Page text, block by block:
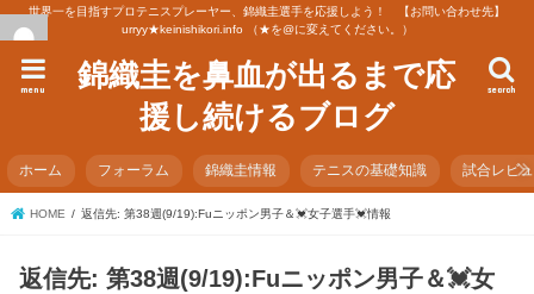
世界一を目指すプロテニスプレーヤー、錦織圭選手を応援しよう！ 【お問い合わせ先】
urryy★keinishikori.info （★を@に変えてください。）
錦織圭を鼻血が出るまで応
援し続けるブログ
search
menu
ホーム フォーラム 錦織圭情報 テニスの基礎知識 試合レビ
HOME 返信先: 第38週(9/19):Fuニッポン男子＆💓女子選手💓情報
返信先: 第38週(9/19):Fuニッポン男子＆💓女